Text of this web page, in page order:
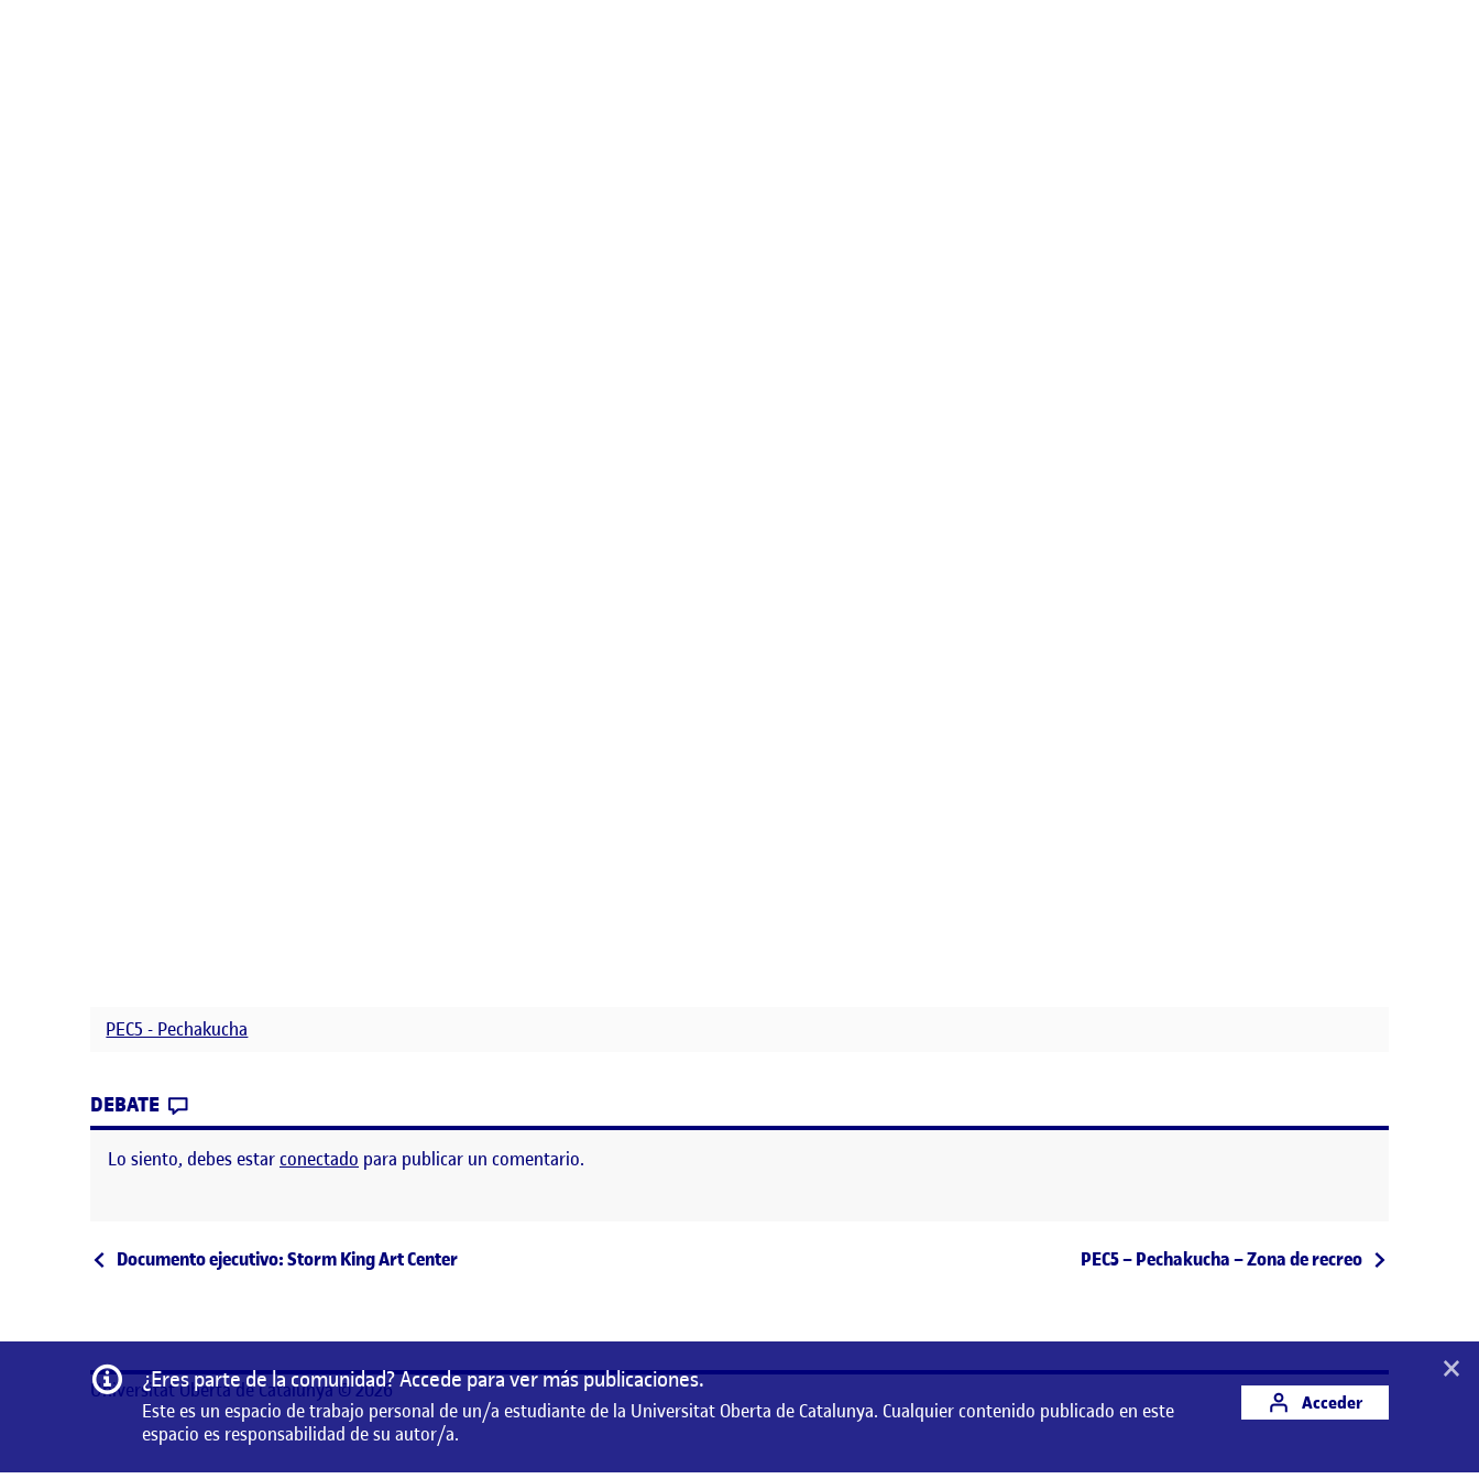
PEC5 - Pechakucha
DEBATE
Lo siento, debes estarconectado para publicar un comentario.
Navegación de entradas
Entrada anterior
Documento ejecutivo: Storm King Art Center Entrada siguiente
PEC5 – Pechakucha – Zona de recreo
Información
¿Eres parte de la comunidad? Accede para ver más publicaciones.
Este es un espacio de trabajo personal de un/a estudiante de la Universitat Oberta de Catalunya. Cualquier contenido publicado en este
espacio es responsabilidad de su autor/a.
Acceder
×
Universitat Oberta de Catalunya © 2026